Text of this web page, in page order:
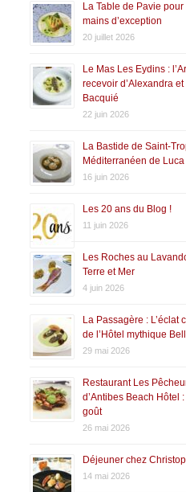
La Table de Pavie
mains d’exception
20 juillet 2026
Le Mas Les Eydins :
recevoir d’Alexandra
Bacquié
22 juin 2026
La Bastide de Saint-
Méditerranéen de
16 juin 2026
Les 20 ans du Blog !
11 juin 2026
Les Roches au
Terre et Mer
4 juin 2026
La Passagère :
de l’Hôtel mythique
29 mai 2026
Restaurant Les
d’Antibes Beach Hôtel
goût
26 mai 2026
Déjeuner chez
14 mai 2026